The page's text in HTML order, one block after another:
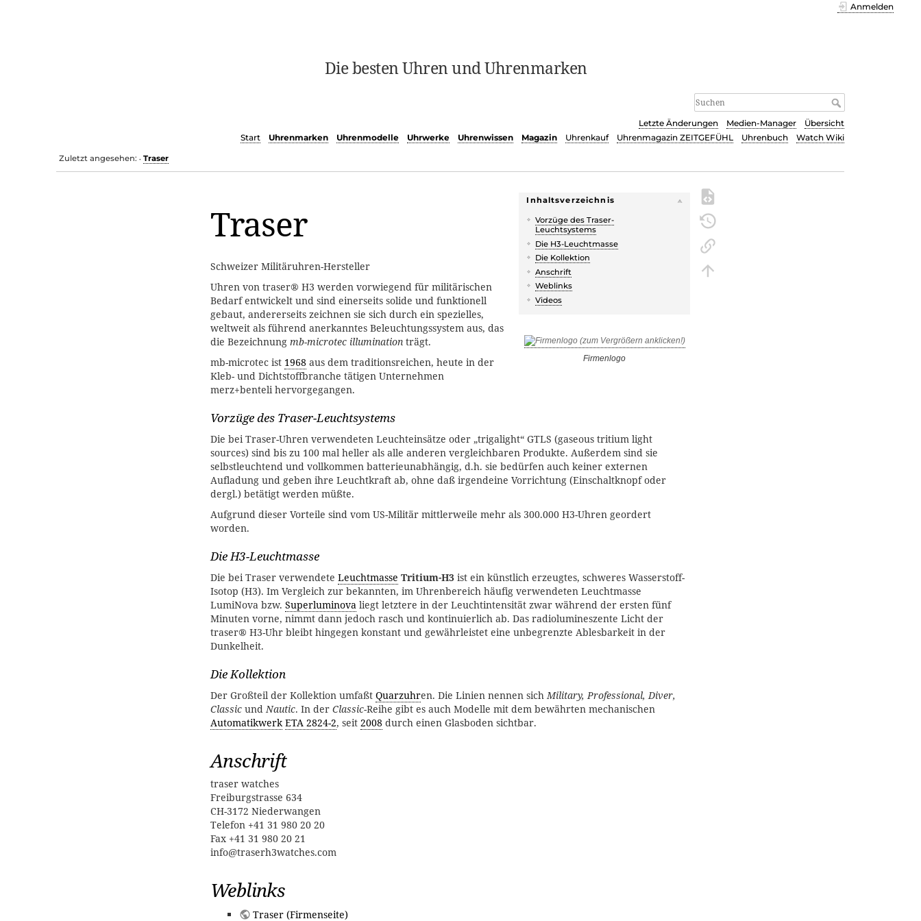
Die besten Uhren und Uhrenmarken
Anmelden
Letzte Änderungen Medien-Manager
Übersicht
Start
Uhrenmarken Uhrenmodelle Uhrwerke Uhrenwissen Magazin Uhrenkauf Uhrenmagazin ZEITGEFÜHL Uhrenbuch Watch Wiki
Zuletzt angesehen: • Traser
Inhaltsverzeichnis
Vorzüge des Traser-
Leuchtsystems
Die H3-Leuchtmasse
Die Kollektion
Anschrift
Weblinks
Videos
Traser
Firmenlogo
Schweizer Militäruhren-Hersteller
Uhren von traser® H3 werden vorwiegend für militärischen
Bedarf entwickelt und sind einerseits solide und funktionell
gebaut, andererseits zeichnen sie sich durch ein spezielles,
weltweit als führend anerkanntes Beleuchtungssystem aus, das
die Bezeichnung mb-microtec illumination trägt.
mb-microtec ist 1968 aus dem traditionsreichen, heute in der
Kleb- und Dichtstoffbranche tätigen Unternehmen
merz+benteli hervorgegangen.
Vorzüge des Traser-Leuchtsystems
Die bei Traser-Uhren verwendeten Leuchteinsätze oder „trigalight“ GTLS (gaseous tritium light
sources) sind bis zu 100 mal heller als alle anderen vergleichbaren Produkte. Außerdem sind sie
selbstleuchtend und vollkommen batterieunabhängig, d.h. sie bedürfen auch keiner externen
Aufladung und geben ihre Leuchtkraft ab, ohne daß irgendeine Vorrichtung (Einschaltknopf oder
dergl.) betätigt werden müßte.
Aufgrund dieser Vorteile sind vom US-Militär mittlerweile mehr als 300.000 H3-Uhren geordert
worden.
Die H3-Leuchtmasse
Die bei Traser verwendete Leuchtmasse Tritium-H3 ist ein künstlich erzeugtes, schweres Wasserstoff-
Isotop (H3). Im Vergleich zur bekannten, im Uhrenbereich häufig verwendeten Leuchtmasse
LumiNova bzw. Superluminova liegt letztere in der Leuchtintensität zwar während der ersten fünf
Minuten vorne, nimmt dann jedoch rasch und kontinuierlich ab. Das radiolumineszente Licht der
traser® H3-Uhr bleibt hingegen konstant und gewährleistet eine unbegrenzte Ablesbarkeit in der
Dunkelheit.
Die Kollektion
Der Großteil der Kollektion umfaßt Quarzuhren. Die Linien nennen sichMilitary, Professional, Diver,
Classic undNautic. In der Classic-Reihe gibt es auch Modelle mit dem bewährten mechanischen
Automatikwerk ETA 2824-2, seit 2008 durch einen Glasboden sichtbar.
Anschrift
traser watches
Freiburgstrasse 634
CH-3172 Niederwangen
Telefon +41 31 980 20 20
Fax +41 31 980 20 21
info@traserh3watches.com
Weblinks
Traser (Firmenseite)